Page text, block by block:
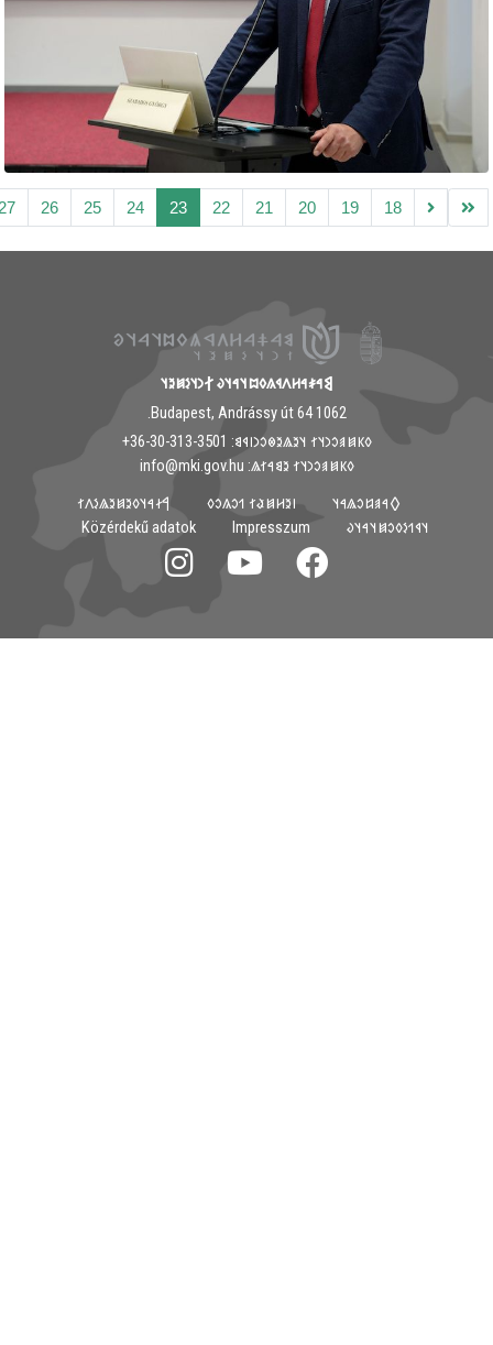
18
19
20
21
22
23
24
25
26
27
𐲘𐳀𐳎𐳀𐳢𐳤𐳁𐳍𐳓𐳪𐳦𐳀𐳦𐳜 𐲐𐳙𐳦𐳋𐳯𐳉𐳦
𐳓𐳞𐳯𐳠𐳛𐳙𐳦𐳐 𐳦𐳉𐳖𐳉𐳌𐳛𐳙𐳥𐳁𐳘: ‭+36-30-313-3501
𐳓𐳞𐳯𐳠𐳛𐳙𐳦𐳐 𐳉𐳘𐳀𐳐𐳖: info@mki.gov.hu
𐳺𐳉𐳢𐳯𐳟𐳐 𐳒𐳛𐳍𐳛𐳓
𐲀𐳇𐳀𐳦𐳓𐳉𐳯𐳉𐳖𐳋𐳤𐳐
Közérdekű adatok Impresszum